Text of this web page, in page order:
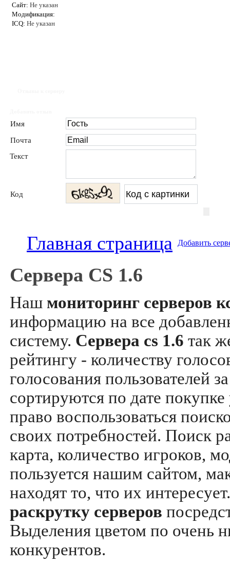
Сайт: Не указан
Модификация:
ICQ: Не указан
Имя
Почта
Текст
Код
Главная страница Добавить
Сервера CS 1.6
Наш мониторинг серверов
информацию на все
систему. Сервера cs 1.6 так
рейтингу - количеству
голосования пользователей
сортируются по дате
право воспользоваться
своих потребностей. Поиск
карта, количество игроков,
пользуется нашим сайтом,
находят то, что их
раскрутку серверов
Выделения цветом по очень
конкурентов.